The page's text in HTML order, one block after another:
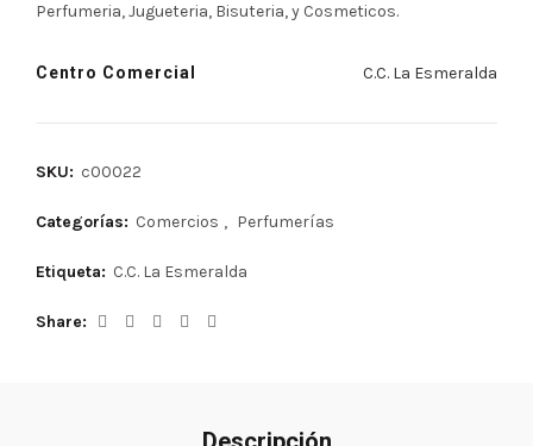
Perfumeria, Jugueteria, Bisuteria, y Cosmeticos.
Centro Comercial C.C. La Esmeralda
SKU: c00022
Categorías: Comercios , Perfumerías
Etiqueta: C.C. La Esmeralda
Share